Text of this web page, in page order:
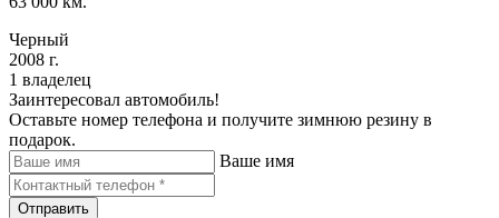
Черный
2008 г.
1 владелец
Заинтересовал автомобиль!
Оставьте номер телефона и получите зимнюю резину в
подарок.
Ваше имя
Отправить